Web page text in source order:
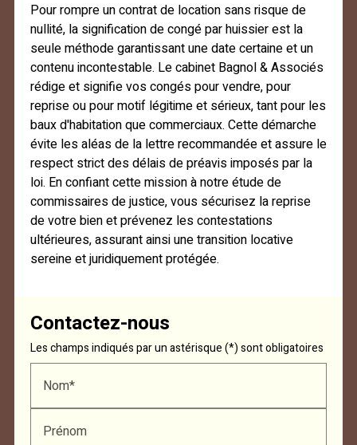
Pour rompre un contrat de location sans risque de
nullité, la signification de congé par huissier est la
seule méthode garantissant une date certaine et un
contenu incontestable. Le cabinet Bagnol & Associés
rédige et signifie vos congés pour vendre, pour
reprise ou pour motif légitime et sérieux, tant pour les
baux d'habitation que commerciaux. Cette démarche
évite les aléas de la lettre recommandée et assure le
respect strict des délais de préavis imposés par la
loi. En confiant cette mission à notre étude de
commissaires de justice, vous sécurisez la reprise
de votre bien et prévenez les contestations
ultérieures, assurant ainsi une transition locative
sereine et juridiquement protégée.
Contactez-nous
Les champs indiqués par un astérisque (*) sont obligatoires
Nom*
Prénom